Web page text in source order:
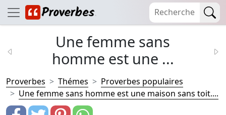
Une femme sans
homme est une ...
Proverbes Thémes
Proverbes populaires
Une femme sans homme est une maison sans toit....